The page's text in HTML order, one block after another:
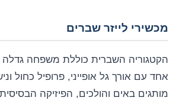
מכשירי לייזר שברים
הקטגוריה השברית כוללת משפחה
אחד עם אורך גל אופייני, פרופיל כחול
מותגים באים והולכים, הפיזיקה